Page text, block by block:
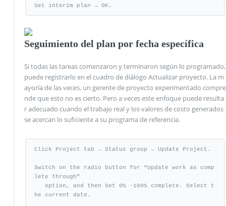
Set interim plan → OK.
Seguimiento del plan por fecha específica
Si todas las tareas comenzaron y terminaron según lo programado,
puede registrarlo en el cuadro de diálogo Actualizar proyecto. La m
ayoría de las veces, un gerente de proyecto experimentado compre
nde que esto no es cierto. Pero a veces este enfoque puede resulta
r adecuado cuando el trabajo real y los valores de costo generados
se acercan lo suficiente a su programa de referencia.
Click Project tab → Status group → Update Project.
Switch on the radio button for “Update work as comp
lete through”
he current date.